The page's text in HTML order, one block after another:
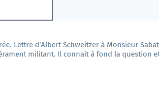
Lettre d'Albert Schweitzer à Monsieur
militant. Il connait à fond la question